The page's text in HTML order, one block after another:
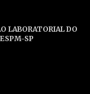
LABORATORIAL DO
SP